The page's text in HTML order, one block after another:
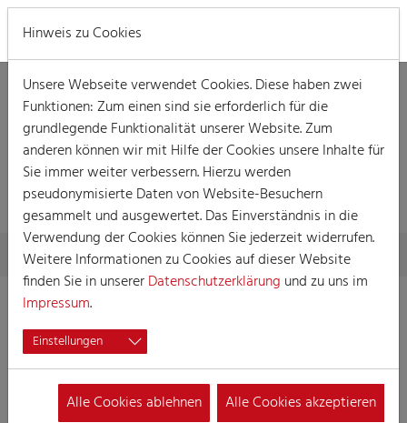
DETAILLIERTE
INFORMATIONEN
Skip to main content
You are here:
Home Detaillierte Informationen
Kinder- und
Jugendtanzgrupe "De
Heinzelpänz zo Kölle"
Hinweis zu Cookies
Unsere Webseite verwendet Cookies. Diese haben zwei
Funktionen: Zum einen sind sie erforderlich für die
grundlegende Funktionalität unserer Website. Zum
anderen können wir mit Hilfe der Cookies unsere Inhalte für
Sie immer weiter verbessern. Hierzu werden
pseudonymisierte Daten von Website-Besuchern
gesammelt und ausgewertet. Das Einverständnis in die
Verwendung der Cookies können Sie jederzeit widerrufen.
Weitere Informationen zu Cookies auf dieser Website
finden Sie in unsererDatenschutzerklärung und zu uns im
Impressum.
Einstellungen
Alle Cookies ablehnen Alle Cookies akzeptieren